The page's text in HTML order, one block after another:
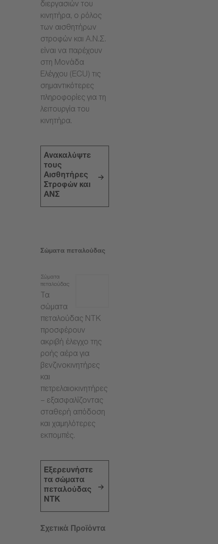
διεργασιών του
κινητήρα, ο ρόλος
των αισθητήρων
στροφών και Α.Ν.Σ.
είναι να παρέχουν
στη Μονάδα
Ελέγχου (ECU) τις
σημαντικότερες
πληροφορίες για τη
λειτουργία του
κινητήρα.
Ανακαλύψτε
τους
Αισθητήρες
Στροφών και
ΑΝΣ
Σώματα πεταλούδας
Σώματα
πεταλούδας
Τα
σώματα
πεταλούδας NTK
προσφέρουν
ακριβή έλεγχο της
ροής αέρα για
βενζινοκινητήρες
και
πετρελαιοκινητήρες
– εξασφαλίζοντας
σταθερή απόδοση
και χαμηλότερες
εκπομπές.
Εξερευνήστε
τα σώματα
πεταλούδας
NTK
Σχετικά Προϊόντα